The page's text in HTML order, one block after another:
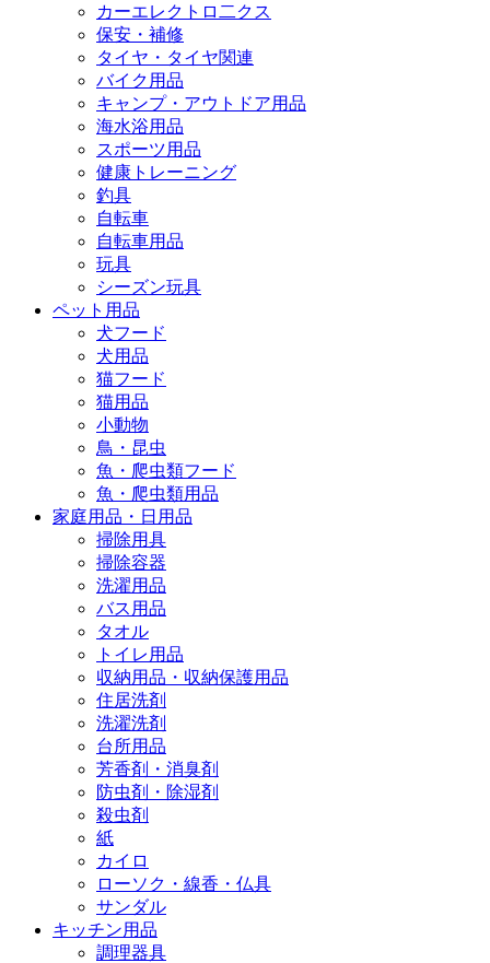
カーエレクトロ二クス
保安・補修
タイヤ・タイヤ関連
バイク用品
キャンプ・アウトドア用品
海水浴用品
スポーツ用品
健康トレーニング
釣具
自転車
自転車用品
玩具
シーズン玩具
ペット用品
犬フード
犬用品
猫フード
猫用品
小動物
鳥・昆虫
魚・爬虫類フード
魚・爬虫類用品
家庭用品・日用品
掃除用具
掃除容器
洗濯用品
バス用品
タオル
トイレ用品
収納用品・収納保護用品
住居洗剤
洗濯洗剤
台所用品
芳香剤・消臭剤
防虫剤・除湿剤
殺虫剤
紙
カイロ
ローソク・線香・仏具
サンダル
キッチン用品
調理器具